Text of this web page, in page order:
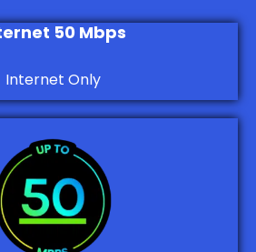
50 Mbps
Internet Only